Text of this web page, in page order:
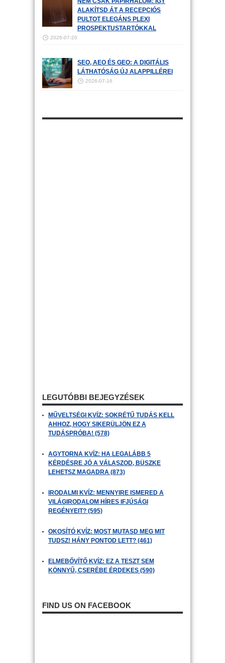
ALAKÍTSD ÁT A RECEPCIÓS
PULTOT ELEGÁNS PLEXI
PROSPEKTUSTARTÓKKAL
2026-07-20
SEO, AEO ÉS GEO: A DIGITÁLIS
LÁTHATÓSÁG ÚJ ALAPPILLÉREI
2026-07-16
LEGUTÓBBI BEJEGYZÉSEK
MŰVELTSÉGI KVÍZ: SOKRÉTŰ TUDÁS KELL
AHHOZ, HOGY SIKERÜLJÖN EZ A
TUDÁSPRÓBA! (578)
AGYTORNA KVÍZ: HA LEGALÁBB 5
KÉRDÉSRE JÓ A VÁLASZOD, BÜSZKE
LEHETSZ MAGADRA (873)
IRODALMI KVÍZ: MENNYIRE ISMERED A
VILÁGIRODALOM HÍRES IFJÚSÁGI
REGÉNYEIT? (595)
OKOSÍTÓ KVÍZ: MOST MUTASD MEG MIT
TUDSZ! HÁNY PONTOD LETT? (461)
ELMEBŐVÍTŐ KVÍZ: EZ A TESZT SEM
KÖNNYŰ, CSERÉBE ÉRDEKES (590)
FIND US ON FACEBOOK